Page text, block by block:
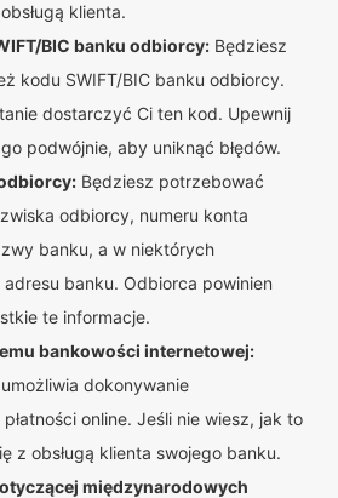
klienta.
BIC banku odbiorcy: Będziesz
kodu SWIFT/BIC banku odbiorcy.
dostarczyć Ci ten kod. Upewnij
podwójnie, aby uniknąć błędów.
Będziesz potrzebować
odbiorcy, numeru konta
banku, a w niektórych
banku. Odbiorca powinien
te informacje.
bankowości internetowej:
dokonywanie
online. Jeśli nie wiesz, jak to
z obsługą klienta swojego banku.
międzynarodowych